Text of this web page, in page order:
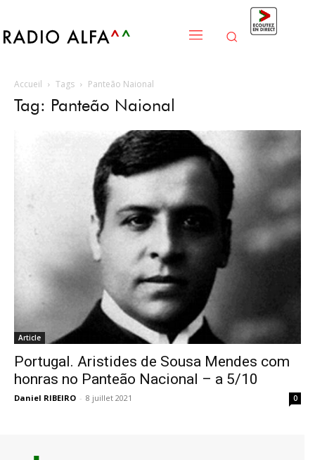
Accueil Tags Panteão Naional
Tag: Panteão Naional
Article
Portugal. Aristides de Sousa Mendes com
honras no Panteão Nacional – a 5/10
Daniel RIBEIRO - 8 juillet 2021 0